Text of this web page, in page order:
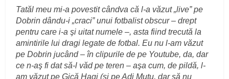
Tatăl meu mi-a povestit cândva că l-a văzut „live” pe
Dobrin dându-i „craci” unui fotbalist obscur – drept
pentru care i-a şi uitat numele –, asta fiind trecută la
amintirile lui dragi legate de fotbal. Eu nu l-am văzut
pe Dobrin jucând – în clipurile de pe Youtube, da, dar
ce n-aş fi dat să-l văd pe teren – aşa cum, de pildă, l-
am văzut pe Gică Hagi (şi pe Adi Mutu, dar să nu